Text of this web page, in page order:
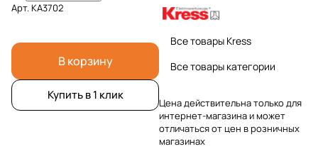
Арт.KA3702
В корзину
Купить в 1 клик
Все товары Kress
Все товары категории
Цена действительна только для
интернет-магазина и может
отличаться от цен в розничных
магазинах